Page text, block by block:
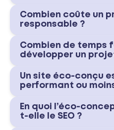
Combien coûte un
responsable ?
Combien de temps
développer un
Un site éco-conçu
performant ou
En quoi l’éco-
t-elle le SEO ?